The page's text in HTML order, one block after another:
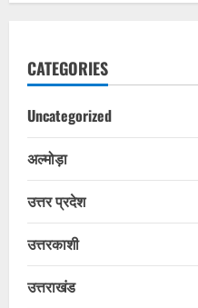
CATEGORIES
Uncategorized
अल्मोड़ा
उत्तर प्रदेश
उत्तरकाशी
उत्तराखंड